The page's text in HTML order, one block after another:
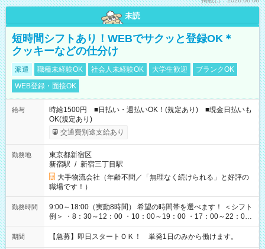
未読
短時間シフトあり！WEBでサクッと登録OK＊
クッキーなどの仕分け
派遣 職種未経験OK 社会人未経験OK 大学生歓迎
ブランクOK
WEB登録・面接OK
給与
時給1500円 ■日払い・週払いOK！(規定あり) ■現金日払いも
OK(規定あり)
交通費別途支給あり
勤務地
東京都新宿区
新宿駅 / 新宿三丁目駅
大手物流会社（年齢不問／「無理なく続けられる」と好評の
職場です！）
勤務時間
9:00～18:00（実動8時間） 希望の時間帯を選べます！ ＜シフト
例＞ ・8：30～12：00 ・10：00～19：00 ・17：00～22：00
・13：00～22：00 ・22：00～翌6：00 など
期間 【急募】即日スタートＯＫ！ 単発1日のみから働けます。